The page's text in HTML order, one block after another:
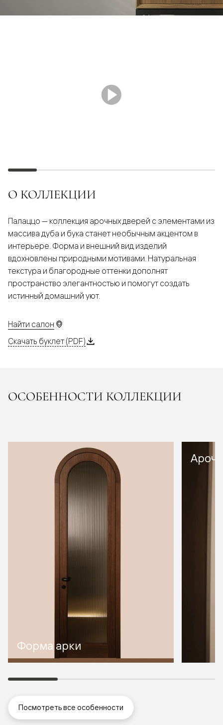
О КОЛЛЕКЦИИ
Палаццо — коллекция арочных дверей с элементами из
массива дуба и бука станет необычным акцентом в
интерьере. Форма и внешний вид изделий
вдохновлены природными мотивами. Натуральная
текстура и благородные оттенки дополнят
пространство элегантностью и помогут создать
истинный домашний уют.
Найти салон
Скачать буклет (PDF)
ОСОБЕННОСТИ КОЛЛЕКЦИИ
Форма арки
Посмотреть все особенности